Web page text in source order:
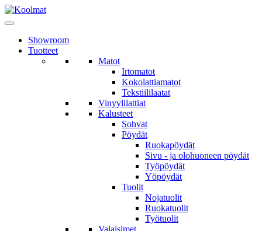
Showroom
Tuotteet
Matot
Irtomatot
Kokolattiamatot
Tekstiililaatat
Vinyylilattiat
Kalusteet
Sohvat
Pöydät
Ruokapöydät
Sivu - ja olohuoneen pöydät
Työpöydät
Yöpöydät
Tuolit
Nojatuolit
Ruokatuolit
Työtuolit
Valaisimet